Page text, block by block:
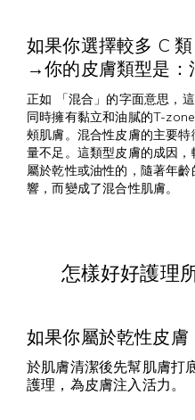
如果你選擇較多 C 類
→你的皮膚類型是：
正如 「混合」的字面意思，
同時擁有黏立和油膩的T-
頰肌膚。混合性皮膚的主要
量不足。這類型皮膚的成因
屬於乾性或油性的，隨著年
響，而變成了混合性肌膚。
怎樣好好護理
如果你屬於乾性皮膚
於肌膚清潔後先幫肌膚打
護理，為皮膚注入活力。